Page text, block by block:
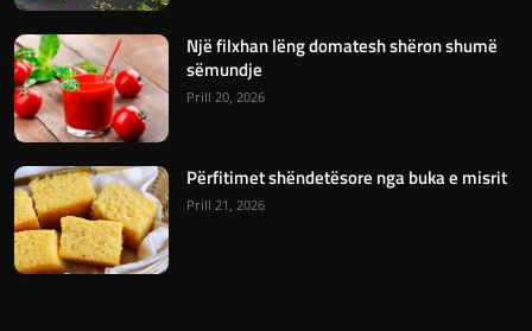
Një filxhan lëng domatesh shëron shumë
sëmundje
Prill 20, 2026
Përfitimet shëndetësore nga buka e misrit
Prill 21, 2026